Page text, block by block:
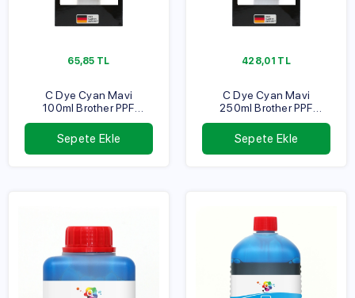
65,85 TL
C Dye Cyan Mavi
100ml Brother PPF
Serisi
Sepete Ekle
428,01 TL
C Dye Cyan Mavi
250ml Brother PPF
Serisi
Sepete Ekle